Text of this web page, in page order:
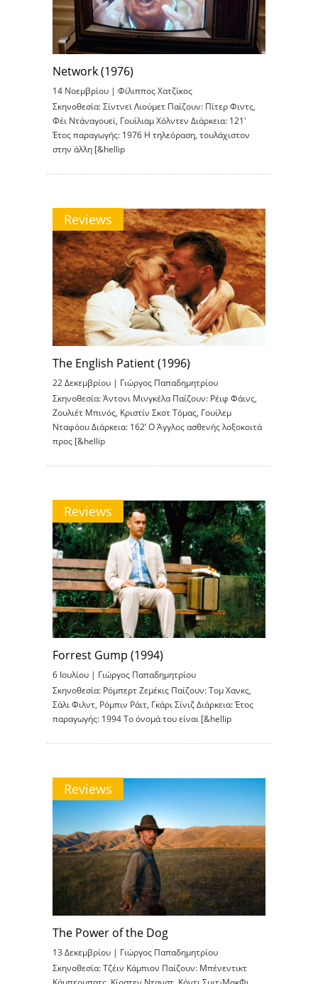
Network (1976)
14 Νοεμβρίου | Φίλιππος Χατζίκος
Σκηνοθεσία: Σίντνεϊ Λιούμετ Παίζουν: Πίτερ Φιντς,
Φέι Ντάναγουεϊ, Γουίλιαμ Χόλντεν Διάρκεια: 121′
Έτος παραγωγής: 1976 Η τηλεόραση, τουλάχιστον
στην άλλη [&hellip
Reviews
The English Patient (1996)
22 Δεκεμβρίου | Γιώργος Παπαδημητρίου
Σκηνοθεσία: Άντονι Μινγκέλα Παίζουν: Ρέιφ Φάινς,
Ζουλιέτ Μπινός, Κριστίν Σκοτ Τόμας, Γουίλεμ
Νταφόου Διάρκεια: 162’ Ο Άγγλος ασθενής λοξοκοιτά
προς [&hellip
Reviews
Forrest Gump (1994)
6 Ιουλίου | Γιώργος Παπαδημητρίου
Σκηνοθεσία: Ρόμπερτ Ζεμέκις Παίζουν: Τομ Χανκς,
Σάλι Φιλντ, Ρόμπιν Ράιτ, Γκάρι Σίνιζ Διάρκεια: Έτος
παραγωγής: 1994 Το όνομά του είναι [&hellip
Reviews
The Power of the Dog
13 Δεκεμβρίου | Γιώργος Παπαδημητρίου
Σκηνοθεσία: Τζέιν Κάμπιον Παίζουν: Μπένεντικτ